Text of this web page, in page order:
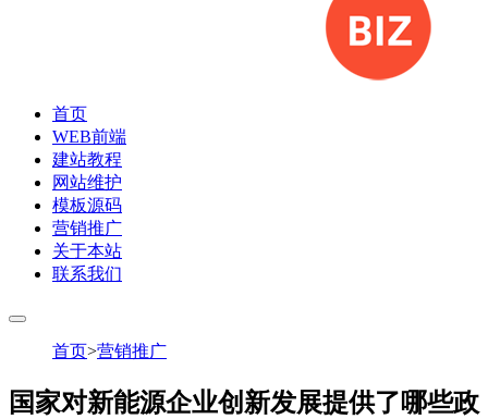
首页
WEB前端
建站教程
网站维护
模板源码
营销推广
关于本站
联系我们
首页>营销推广
国家对新能源企业创新发展提供了哪些政